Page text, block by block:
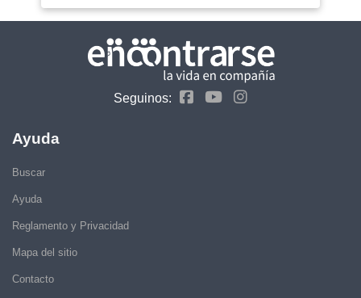
Seguinos:
Ayuda
Buscar
Ayuda
Reglamento y Privacidad
Mapa del sitio
Contacto